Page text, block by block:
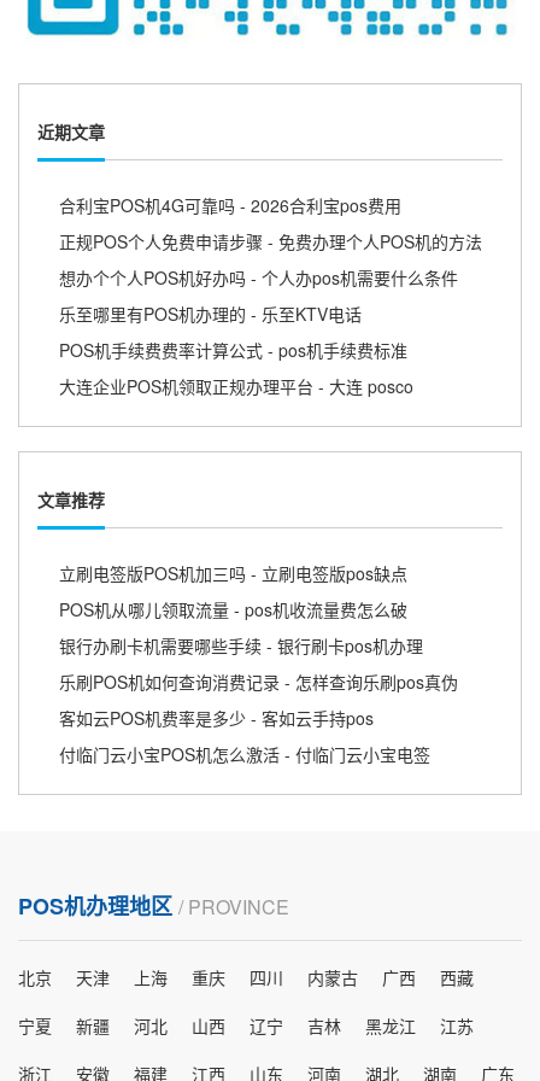
近期文章
合利宝POS机4G可靠吗 - 2026合利宝pos费用
正规POS个人免费申请步骤 - 免费办理个人POS机的方法
想办个个人POS机好办吗 - 个人办pos机需要什么条件
乐至哪里有POS机办理的 - 乐至KTV电话
POS机手续费费率计算公式 - pos机手续费标准
大连企业POS机领取正规办理平台 - 大连 posco
文章推荐
立刷电签版POS机加三吗 - 立刷电签版pos缺点
POS机从哪儿领取流量 - pos机收流量费怎么破
银行办刷卡机需要哪些手续 - 银行刷卡pos机办理
乐刷POS机如何查询消费记录 - 怎样查询乐刷pos真伪
客如云POS机费率是多少 - 客如云手持pos
付临门云小宝POS机怎么激活 - 付临门云小宝电签
POS机办理地区 / PROVINCE
北京 天津 上海 重庆 四川 内蒙古 广西
西藏
宁夏
新疆 河北 山西 辽宁 吉林 黑龙江
江苏
浙江
安徽 福建 江西 山东 河南 湖北 湖南 广东